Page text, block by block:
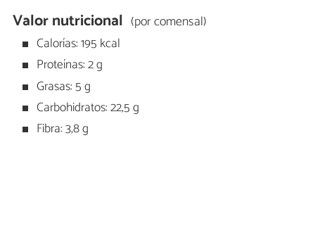
Valor nutricional (por comensal)
Calorías: 195 kcal
Proteínas: 2 g
Grasas: 5 g
Carbohidratos: 22,5 g
Fibra: 3,8 g